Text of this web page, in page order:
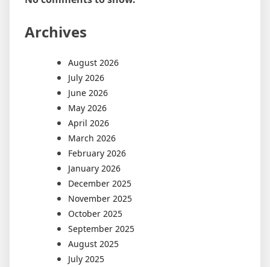
Archives
August 2026
July 2026
June 2026
May 2026
April 2026
March 2026
February 2026
January 2026
December 2025
November 2025
October 2025
September 2025
August 2025
July 2025